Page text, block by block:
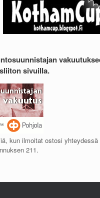
sivuilla.
kun ilmoitat ostosi
211.